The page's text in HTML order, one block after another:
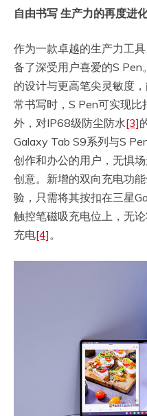
自由书写 生产力的再度进
作为一款卓越的生产力工
备了深受用户喜爱的S
的设计与更高笔尖灵敏度
常书写时，S Pen可实现
外，对IP68级防尘防水[3]
Galaxy Tab S9系列与S
创作和办公的用户，无惧
创意。新增的双向充电功
验，只需将其按扣在三星
触控笔磁吸充电位上，无
充电[4]。